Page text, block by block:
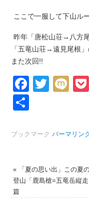
ここで一服して下山ル
昨年「唐松山荘→八方
「五竜山荘→遠見尾根
また次回!!
ブックマーク パーマリン
«「夏の思い出」この夏
登山「鹿島槍=五竜岳縦
篇